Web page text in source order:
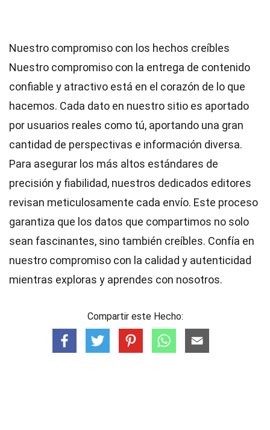
Nuestro compromiso con los hechos creíbles
Nuestro compromiso con la entrega de contenido
confiable y atractivo está en el corazón de lo que
hacemos. Cada dato en nuestro sitio es aportado
por usuarios reales como tú, aportando una gran
cantidad de perspectivas e información diversa.
Para asegurar los más altos estándares de
precisión y fiabilidad, nuestros dedicados editores
revisan meticulosamente cada envío. Este proceso
garantiza que los datos que compartimos no solo
sean fascinantes, sino también creíbles. Confía en
nuestro compromiso con la calidad y autenticidad
mientras exploras y aprendes con nosotros.
Compartir este Hecho: